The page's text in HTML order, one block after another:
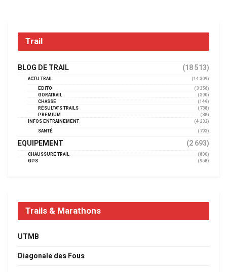
Trail
BLOG DE TRAIL (18 513)
ACTU TRAIL
(14 309)
EDITO
(3 356)
GORATRAIL
(390)
CHASSE
(149)
RÉSULTATS TRAILS
(738)
PREMIUM
(38)
INFOS ENTRAINEMENT
(4 232)
SANTÉ
(793)
EQUIPEMENT (2 693)
CHAUSSURE TRAIL
(800)
GPS
(958)
Trails & Marathons
UTMB
Diagonale des Fous